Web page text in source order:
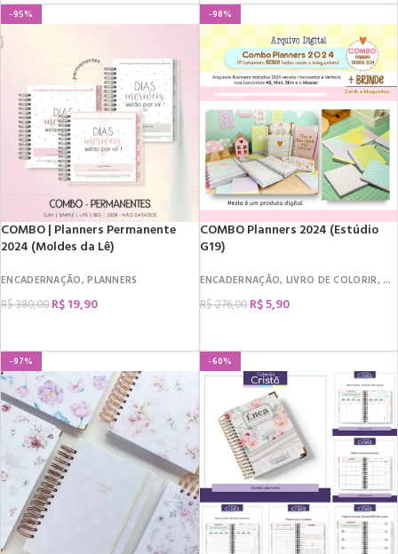
-95%
COMBO | Planners Permanente
2024 (Moldes da Lê)
ENCADERNAÇÃO,PLANNERS
R$380,00 R$19,90
-98%
COMBO Planners 2024 (Estúdio
G19)
ENCADERNAÇÃO, LIVRO DE COLORIR,
R$276,00 R$5,90
-97% -60%